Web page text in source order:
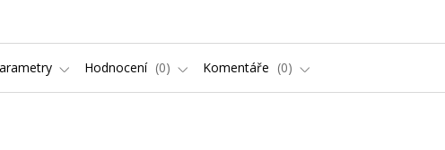
Hodnocení 0 Komentáře 0